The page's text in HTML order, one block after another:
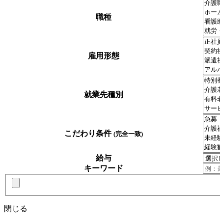
職種
雇用形態
就業先種別
こだわり条件 (完全一致)
給与
キーワード
閉じる